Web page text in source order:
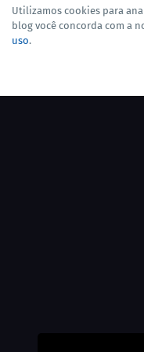
Utilizamos cookies para
blog você concorda com a
uso.